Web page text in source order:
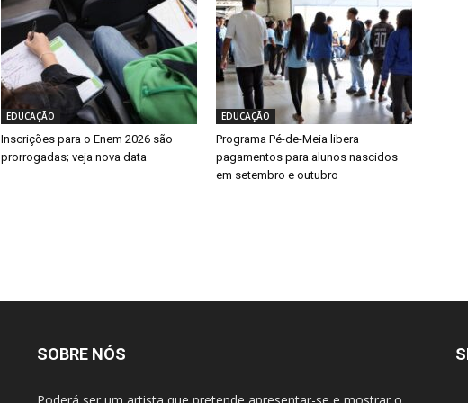
EDUCAÇÃO
Inscrições para o Enem 2026 são
prorrogadas; veja nova data
EDUCAÇÃO
Programa Pé-de-Meia libera
pagamentos para alunos nascidos
em setembro e outubro
SOBRE NÓS